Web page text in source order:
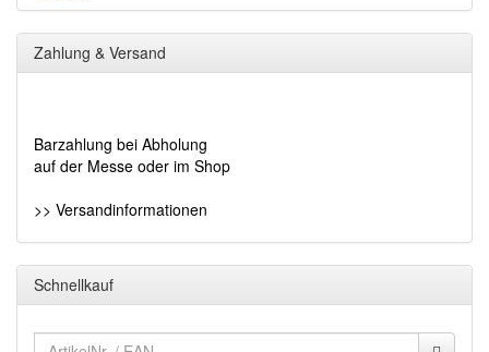
Zahlung & Versand
Barzahlung bei Abholung
auf der Messe oder im Shop
>> Versandinformationen
Schnellkauf